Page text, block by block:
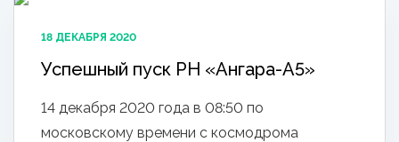
18 ДЕКАБРЯ 2020
Успешный пуск РН «Ангара-А5»
14 декабря 2020 года в 08:50 по
московскому времени с космодрома